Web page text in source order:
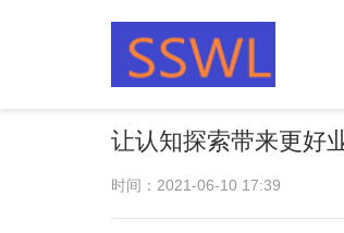
让认知探索带来更好
时间：2021-06-10 17:39